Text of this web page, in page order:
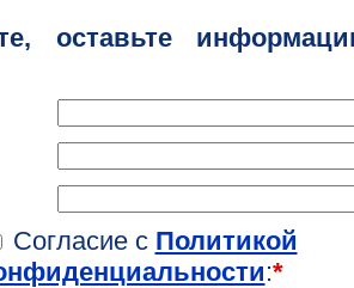
оставьте
Согласие с Политикой
:*